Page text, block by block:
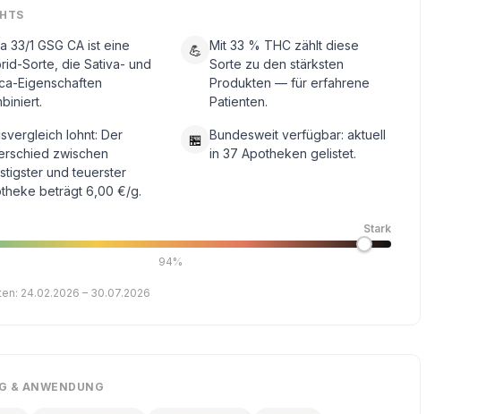
33/1 GSG CA ist eine
Sorte, die Sativa- und
Eigenschaften
💪 Mit 33 % THC zählt diese
Sorte zu den stärksten
Produkten — für erfahrene
Patienten.
lohnt: Der
zwischen
und teuerster
beträgt 6,00 €/g.
🏪 Bundesweit verfügbar: aktuell
in 37 Apotheken gelistet.
Stark
94%
24.02.2026 – 30.07.2026
& ANWENDUNG